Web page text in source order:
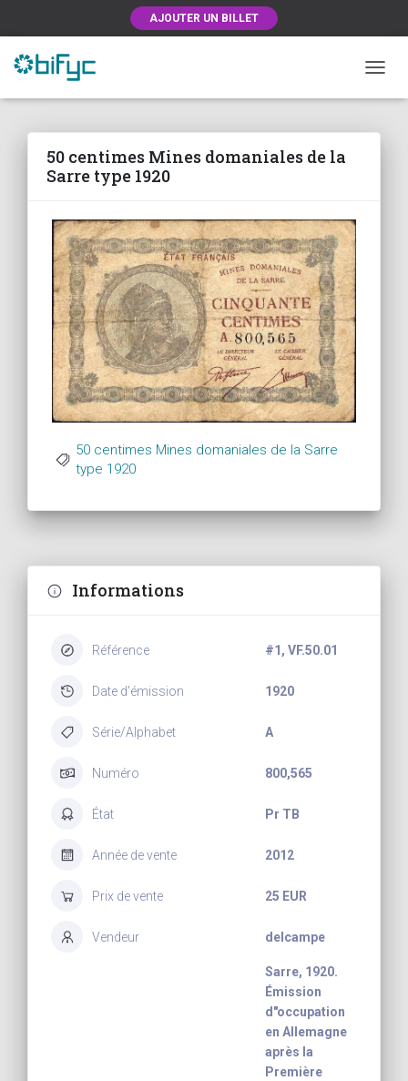
AJOUTER UN BILLET
50 centimes Mines domaniales de la
Sarre type 1920
50 centimes Mines domaniales de la Sarre
type 1920
Informations
Référence #1, VF.50.01
Date d'émission 1920
Série/Alphabet A
Numéro 800,565
État Pr TB
Année de vente 2012
Prix de vente 25 EUR
Vendeur delcampe
Sarre, 1920.
Émission
d"occupation
en Allemagne
après la
Première